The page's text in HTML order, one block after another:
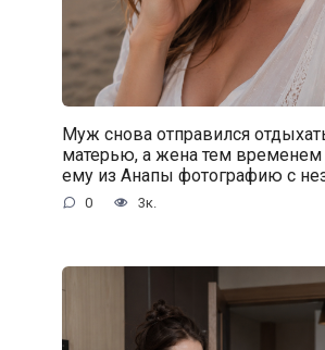
Муж снова отправился
матерью, а жена тем временем
ему из Анапы фотографию с
0 3к.